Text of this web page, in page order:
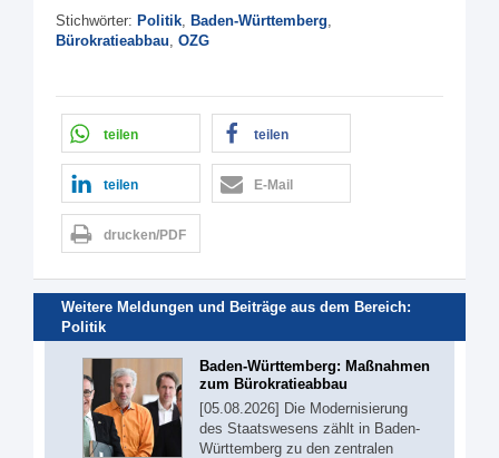
Stichwörter: Politik, Baden-Württemberg,
Bürokratieabbau, OZG
teilen teilen
teilen E-Mail
drucken/PDF
Weitere Meldungen und Beiträge aus dem Bereich:
Politik
Baden-Württemberg: Maßnahmen
zum Bürokratieabbau
[05.08.2026] Die Modernisierung
des Staatswesens zählt in Baden-
Württemberg zu den zentralen